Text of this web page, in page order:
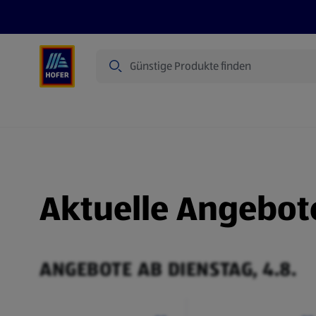
Aktuelle
ANGEBOTE AB DIENSTAG, 4.8.